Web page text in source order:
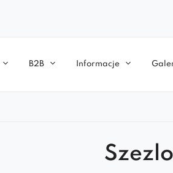
B2B Informacje